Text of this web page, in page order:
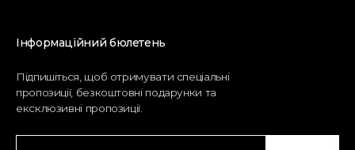
Інформаційний бюлетень
Підпишіться, щоб отримувати спеціальні
пропозиції, безкоштовні подарунки та
ексклюзивні пропозиції.